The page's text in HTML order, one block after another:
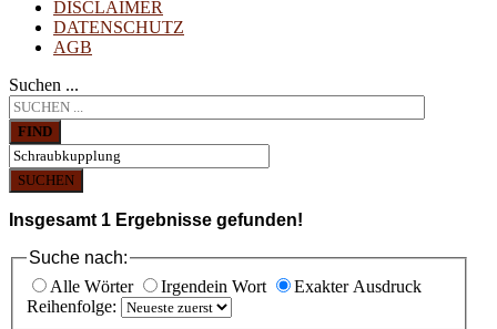
DISCLAIMER
DATENSCHUTZ
AGB
Suchen ...
FIND
SUCHEN
Insgesamt 1 Ergebnisse gefunden!
Suche nach:
Alle Wörter
Irgendein Wort
Exakter Ausdruck
Reihenfolge: